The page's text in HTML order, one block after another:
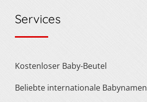
Services
Kostenloser Baby-Beutel
Beliebte internationale Babynamen